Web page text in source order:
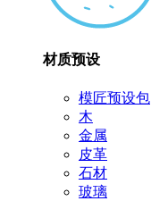
材质预设
模匠预设包
木
金属
皮革
石材
玻璃